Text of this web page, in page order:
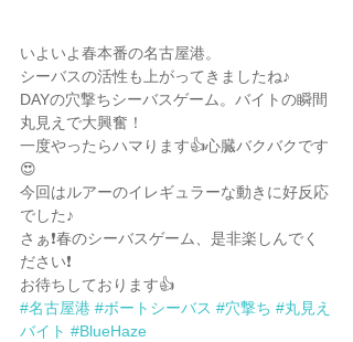
いよいよ春本番の名古屋港。
シーバスの活性も上がってきましたね♪
DAYの穴撃ちシーバスゲーム。バイトの瞬間
丸見えで大興奮！
一度やったらハマります👍心臓バクバクです
😍
今回はルアーのイレギュラーな動きに好反応
でした♪
さぁ❗️春のシーバスゲーム、是非楽しんでく
ださい❗️
お待ちしております👍
#名古屋港 #ボートシーバス #穴撃ち #丸見え
バイト #BlueHaze